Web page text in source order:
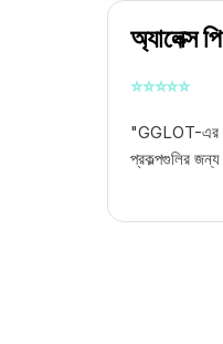
অ্যালেক্স
⭐⭐⭐⭐⭐
"GGLOT-এর
প্রকল্পগুলির